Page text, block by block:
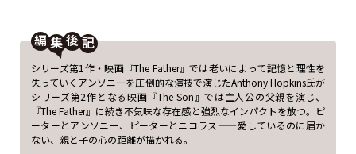
編
後
シリーズ第1作・映画『The Father』では老いによって記憶と理性を
失っていくアンソニーを圧倒的な演技で演じたAnthony Hopkins氏が
シリーズ第2作となる映画『The Son』では主人公の父親を演じ、
『The Father』に続き不気味な存在感と強烈なインパクトを放つ。ピ
ーターとアンソニー、ピーターとニコラス——愛しているのに届か
ない、親と子の心の距離が描かれる。